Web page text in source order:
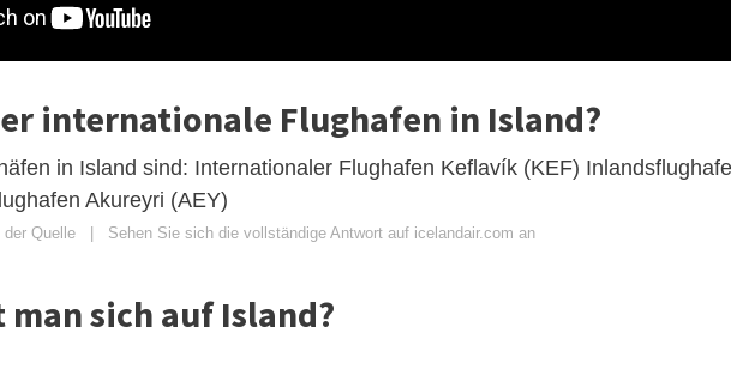
internationale Flughafen in Island?
in Island sind: Internationaler Flughafen Keflavík (KEF)
Akureyri (AEY)
Quelle | Sehen Sie sich die vollständige Antwort auf icelandair.com an
sich auf Island?